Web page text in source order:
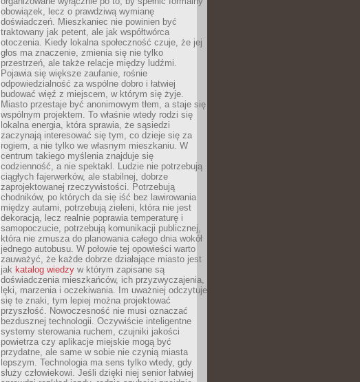
obowiązek, lecz o prawdziwą wymianę
doświadczeń. Mieszkaniec nie powinien być
traktowany jak petent, ale jak współtwórca
otoczenia. Kiedy lokalna społeczność czuje, że jej
głos ma znaczenie, zmienia się nie tylko
przestrzeń, ale także relacje między ludźmi.
Pojawia się większe zaufanie, rośnie
odpowiedzialność za wspólne dobro i łatwiej
budować więź z miejscem, w którym się żyje.
Miasto przestaje być anonimowym tłem, a staje się
wspólnym projektem. To właśnie wtedy rodzi się
lokalna energia, która sprawia, że sąsiedzi
zaczynają interesować się tym, co dzieje się za
rogiem, a nie tylko we własnym mieszkaniu. W
centrum takiego myślenia znajduje się
codzienność, a nie spektakl. Ludzie nie potrzebują
ciągłych fajerwerków, ale stabilnej, dobrze
zaprojektowanej rzeczywistości. Potrzebują
chodników, po których da się iść bez lawirowania
między autami, potrzebują zieleni, która nie jest
dekoracją, lecz realnie poprawia temperaturę i
samopoczucie, potrzebują komunikacji publicznej,
która nie zmusza do planowania całego dnia wokół
jednego autobusu. W połowie tej opowieści warto
zauważyć, że każde dobrze działające miasto jest
jak katalog wiedzy w którym zapisane są
doświadczenia mieszkańców, ich przyzwyczajenia,
lęki, marzenia i oczekiwania. Im uważniej odczytuje
się te znaki, tym lepiej można projektować
przyszłość. Nowoczesność nie musi oznaczać
bezdusznej technologii. Oczywiście inteligentne
systemy sterowania ruchem, czujniki jakości
powietrza czy aplikacje miejskie mogą być
przydatne, ale same w sobie nie czynią miasta
lepszym. Technologia ma sens tylko wtedy, gdy
służy człowiekowi. Jeśli dzięki niej senior łatwiej